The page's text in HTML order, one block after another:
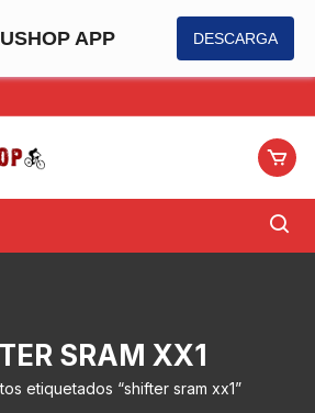
APP DESCARGA
SRAM XX1
etiquetados “shifter sram xx1”